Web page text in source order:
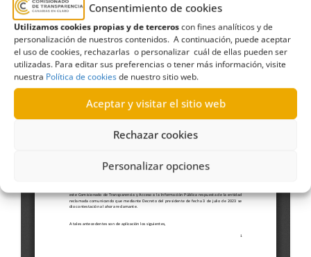
Consentimiento de cookies
Utilizamos cookies propias y de terceroscon fines analíticos y de
personalización de nuestros contenidos. A continuación, puede aceptar
el uso de cookies, rechazarlas o personalizar cuál de ellas pueden ser
utilizadas. Para editar sus preferencias o tener más información, visite
nuestra Política de cookiesde nuestro sitio web.
Aceptar y visitar el sitio web
Rechazar cookies
Personalizar opciones